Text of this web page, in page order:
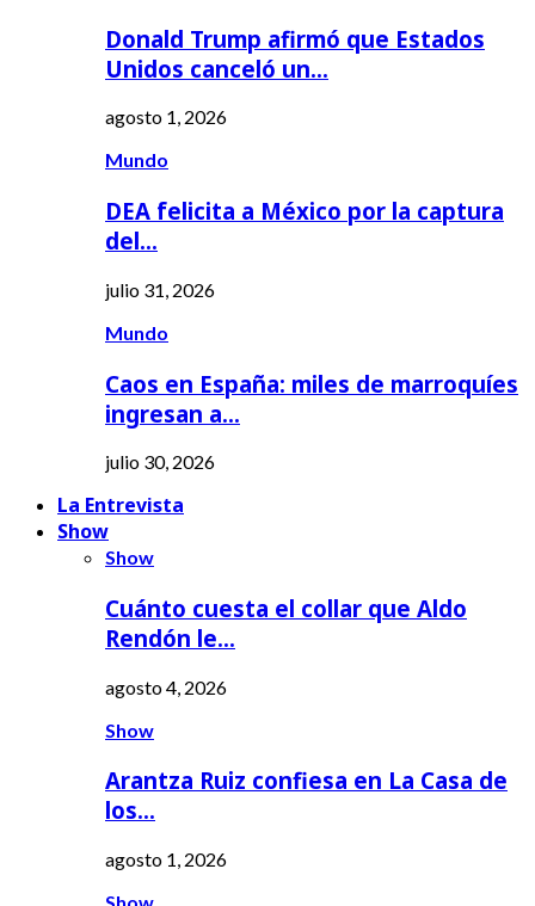
Donald Trump afirmó que Estados
Unidos canceló un…
agosto 1, 2026
Mundo
DEA felicita a México por la captura
del…
julio 31, 2026
Mundo
Caos en España: miles de marroquíes
ingresan a…
julio 30, 2026
La Entrevista
Show
Show
Cuánto cuesta el collar que Aldo
Rendón le…
agosto 4, 2026
Show
Arantza Ruiz confiesa en La Casa de
los…
agosto 1, 2026